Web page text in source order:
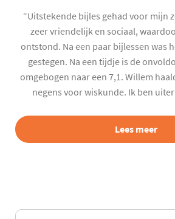
“Uitstekende bijles gehad voor mijn
zeer vriendelijk en sociaal,
ontstond. Na een paar bijlessen was
gestegen. Na een tijdje is de
omgebogen naar een 7,1. Willem
negens voor wiskunde. Ik ben
Lees meer